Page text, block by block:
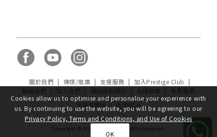
關於我們 | 傳媒/推廣 | 支援服務 | 加入Prestige Club
|
投資者關係
|
Copyright © 2020, ulferts, All Rights Reserved.
Cookies allow us to optimise and personalise your experience with
us. By continuing to use the website, you will be agreeing to our
Privacy Policy, Terms and Conditions, and Use of Cookies
OK